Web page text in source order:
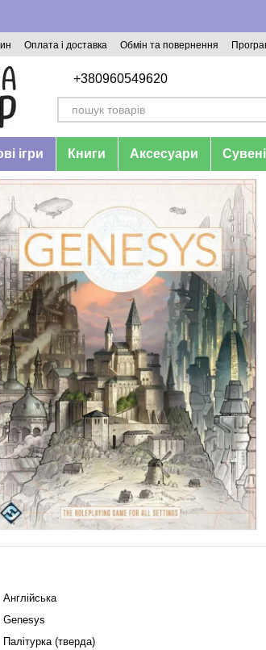
Оплата і доставка Обмін та повернення
+380960549620
ігри Книги Аксесуари
Англійська
Genesys
Палітурка (тверда)